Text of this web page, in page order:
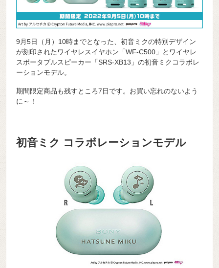
9月5日（月）10時までとなった、初音ミクの特別デザイン
が刻印されたワイヤレスイヤホン「WF-C500」とワイヤレ
スポータブルスピーカー「SRS-XB13」の初音ミクコラボレ
ーションモデル。
期間限定商品も残すところ7日です。お買い忘れのないよう
に～！
初音ミク コラボレーションモデル